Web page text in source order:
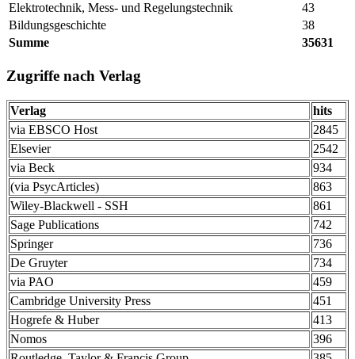
Elektrotechnik, Mess- und Regelungstechnik
43
Bildungsgeschichte
38
Summe
35631
Zugriffe nach Verlag
Verlag
hits
via EBSCO Host
2845
Elsevier
2542
via Beck
934
(via PsycArticles)
863
Wiley-Blackwell - SSH
861
Sage Publications
742
Springer
736
De Gruyter
734
via PAO
459
Cambridge University Press
451
Hogrefe & Huber
413
Nomos
396